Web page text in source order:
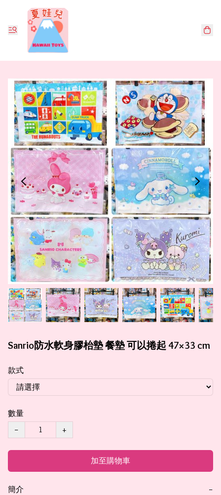
Sanrio防水軟身膠枱墊 餐墊 可以捲起 47×33 cm
款式
數量
−
+
加至購物車
簡介 −